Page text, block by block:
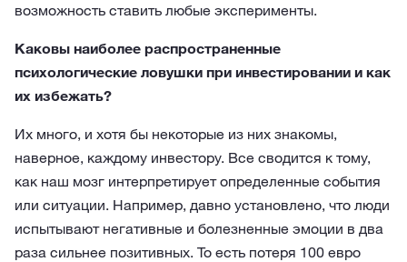
возможность ставить любые эксперименты.
Каковы наиболее распространенные
психологические ловушки при инвестировании и как
их избежать?
Их много, и хотя бы некоторые из них знакомы,
наверное, каждому инвестору. Все сводится к тому,
как наш мозг интерпретирует определенные события
или ситуации. Например, давно установлено, что люди
испытывают негативные и болезненные эмоции в два
раза сильнее позитивных. То есть потеря 100 евро